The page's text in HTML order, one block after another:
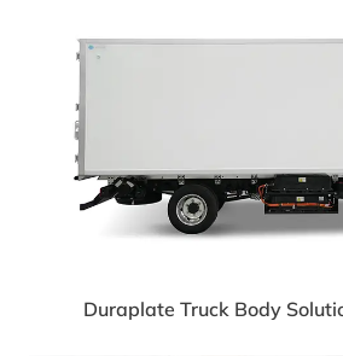
Duraplate Truck Body